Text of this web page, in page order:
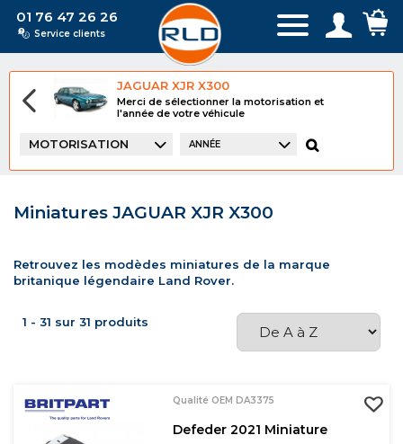
01 76 47 26 26
Service clients
JAGUAR XJR X300
Merci de sélectionner la motorisation et
l'année de votre véhicule
MOTORISATION ANNÉE
Miniatures JAGUAR XJR X300
Retrouvez les modèdes miniatures de la marque
britanique légendaire Land Rover.
1 - 31 sur 31 produits
Qualité OEM DA3375
Defeder 2021 Miniature